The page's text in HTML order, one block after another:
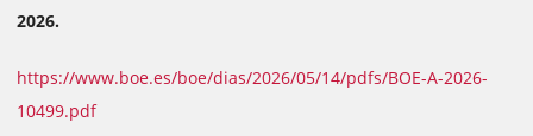
2026.
https://www.boe.es/boe/dias/2026/05/14/pdfs/BOE-A-2026-
10499.pdf